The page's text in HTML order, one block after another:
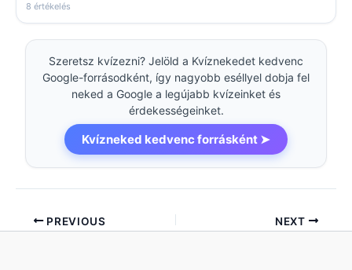
8 értékelés
Szeretsz kvízezni? Jelöld a Kvíznekedet kedvenc
Google-forrásodként, így nagyobb eséllyel dobja fel
neked a Google a legújabb kvízeinket és
érdekességeinket.
Kvízneked kedvenc forrásként ➤
PREVIOUS NEXT